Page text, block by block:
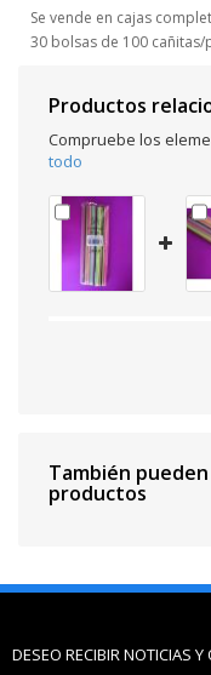
Se vende en cajas
30 bolsas de 100 cañitas/
Productos
Compruebe los
todo
También
productos
DESEO RECIBIR NOTICIAS